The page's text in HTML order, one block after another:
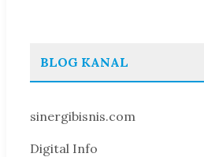
BLOG KANAL
sinergibisnis.com
Digital Info